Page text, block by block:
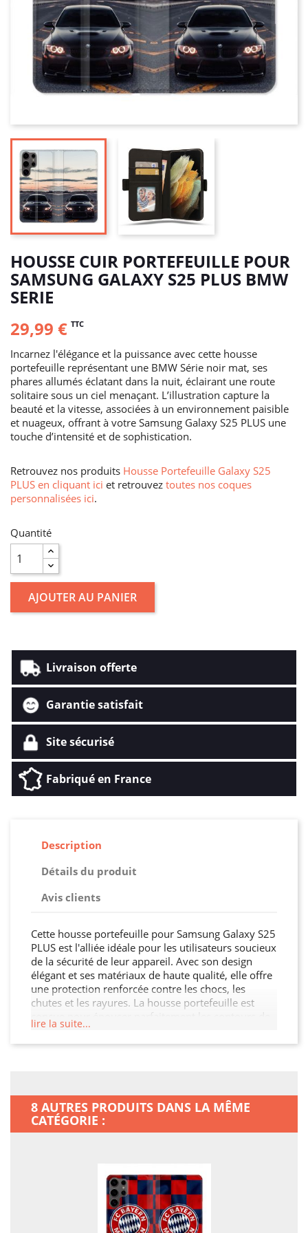
HOUSSE CUIR PORTEFEUILLE POUR
SAMSUNG GALAXY S25 PLUS BMW
SERIE
29,99 € TTC
Incarnez l'élégance et la puissance avec cette housse
portefeuille représentant une BMW Série noir mat, ses
phares allumés éclatant dans la nuit, éclairant une route
solitaire sous un ciel menaçant. L’illustration capture la
beauté et la vitesse, associées à un environnement paisible
et nuageux, offrant à votre Samsung Galaxy S25 PLUS une
touche d’intensité et de sophistication.
Retrouvez nos produits Housse Portefeuille Galaxy S25
PLUS en cliquant ici et retrouvez toutes nos coques
personnalisées ici.
Quantité
AJOUTER AU PANIER
Livraison offerte
Garantie satisfait
Site sécurisé
Fabriqué en France
Description
Détails du produit
Avis clients
Cette housse portefeuille pour Samsung Galaxy S25
PLUS est l'alliée idéale pour les utilisateurs soucieux
de la sécurité de leur appareil. Avec son design
élégant et ses matériaux de haute qualité, elle offre
une protection renforcée contre les chocs, les
chutes et les rayures. La housse portefeuille est
conçue pour épouser parfaitement les contours de
votre Samsung Galaxy S25 PLUS, garantissant ainsi
une protection sans compromis tout en préservant
lire la suite...
8 AUTRES PRODUITS DANS LA MÊME
CATÉGORIE :